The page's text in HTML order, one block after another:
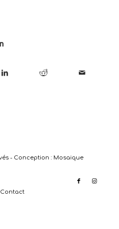
- Conception : Mosaique
Contact